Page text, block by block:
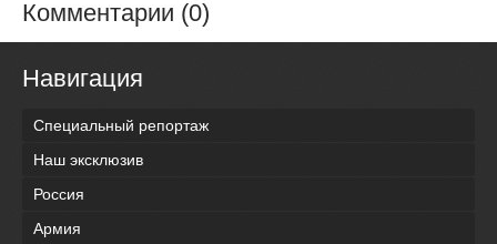
Комментарии (0)
Навигация
Специальный репортаж
Наш эксклюзив
Россия
Армия